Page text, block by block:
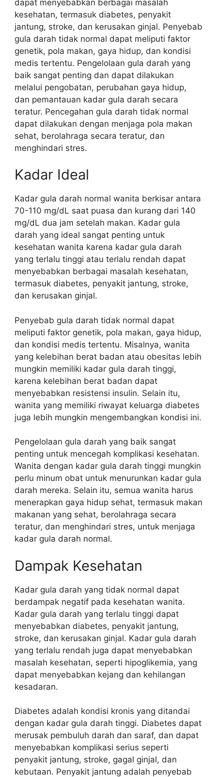
dapat menyebabkan berbagai masalah
kesehatan, termasuk diabetes, penyakit
jantung, stroke, dan kerusakan ginjal. Penyebab
gula darah tidak normal dapat meliputi faktor
genetik, pola makan, gaya hidup, dan kondisi
medis tertentu. Pengelolaan gula darah yang
baik sangat penting dan dapat dilakukan
melalui pengobatan, perubahan gaya hidup,
dan pemantauan kadar gula darah secara
teratur. Pencegahan gula darah tidak normal
dapat dilakukan dengan menjaga pola makan
sehat, berolahraga secara teratur, dan
menghindari stres.
Kadar Ideal
Kadar gula darah normal wanita berkisar antara
70-110 mg/dL saat puasa dan kurang dari 140
mg/dL dua jam setelah makan. Kadar gula
darah yang ideal sangat penting untuk
kesehatan wanita karena kadar gula darah
yang terlalu tinggi atau terlalu rendah dapat
menyebabkan berbagai masalah kesehatan,
termasuk diabetes, penyakit jantung, stroke,
dan kerusakan ginjal.
Penyebab gula darah tidak normal dapat
meliputi faktor genetik, pola makan, gaya hidup,
dan kondisi medis tertentu. Misalnya, wanita
yang kelebihan berat badan atau obesitas lebih
mungkin memiliki kadar gula darah tinggi,
karena kelebihan berat badan dapat
menyebabkan resistensi insulin. Selain itu,
wanita yang memiliki riwayat keluarga diabetes
juga lebih mungkin mengembangkan kondisi ini.
Pengelolaan gula darah yang baik sangat
penting untuk mencegah komplikasi kesehatan.
Wanita dengan kadar gula darah tinggi mungkin
perlu minum obat untuk menurunkan kadar gula
darah mereka. Selain itu, semua wanita harus
menerapkan gaya hidup sehat, termasuk makan
makanan yang sehat, berolahraga secara
teratur, dan menghindari stres, untuk menjaga
kadar gula darah normal.
Dampak Kesehatan
Kadar gula darah yang tidak normal dapat
berdampak negatif pada kesehatan wanita.
Kadar gula darah yang terlalu tinggi dapat
menyebabkan diabetes, penyakit jantung,
stroke, dan kerusakan ginjal. Kadar gula darah
yang terlalu rendah juga dapat menyebabkan
masalah kesehatan, seperti hipoglikemia, yang
dapat menyebabkan kejang dan kehilangan
kesadaran.
Diabetes adalah kondisi kronis yang ditandai
dengan kadar gula darah tinggi. Diabetes dapat
merusak pembuluh darah dan saraf, dan dapat
menyebabkan komplikasi serius seperti
penyakit jantung, stroke, gagal ginjal, dan
kebutaan. Penyakit jantung adalah penyebab